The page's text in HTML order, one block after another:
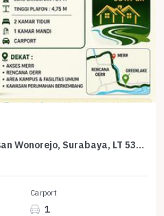
Rumah Siap Pakai di Kawasan Wonorejo, Surabaya, LT 53m²
Carport
1